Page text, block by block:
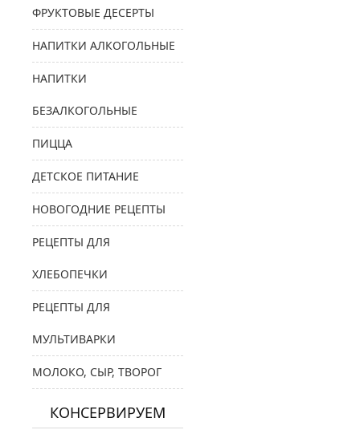
ФРУКТОВЫЕ ДЕСЕРТЫ
НАПИТКИ АЛКОГОЛЬНЫЕ
НАПИТКИ
БЕЗАЛКОГОЛЬНЫЕ
ПИЦЦА
ДЕТСКОЕ ПИТАНИЕ
НОВОГОДНИЕ РЕЦЕПТЫ
РЕЦЕПТЫ ДЛЯ
ХЛЕБОПЕЧКИ
РЕЦЕПТЫ ДЛЯ
МУЛЬТИВАРКИ
МОЛОКО, СЫР, ТВОРОГ
КОНСЕРВИРУЕМ